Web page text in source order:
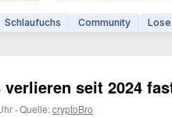
Schlaufuchs Community Lose
verlieren seit 2024
·Quelle:cryptoBro